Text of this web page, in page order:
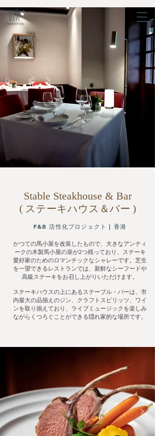
Stable Steakhouse & Bar
( ステーキハウス＆バー )
F&B 活性化プロジェクト | 香港
かつての馬小屋を改装したもので、大きなアンティ
ークの木製馬小屋の扉が2つ残っており、ステーキ
愛好家のためのロマンチックなシャレーです。芝生
を一望できるレストランでは、新鮮なシーフードや
高級ステーキをお召し上がりいただけます。
ステーキハウスの上にあるステーブル・バーは、市
内最大の品揃えのジン、クラフトスピリッツ、ワイ
ンを取り揃えており、ライブミュージックを楽しみ
ながらくつろぐことができる隠れ家的な場所です。